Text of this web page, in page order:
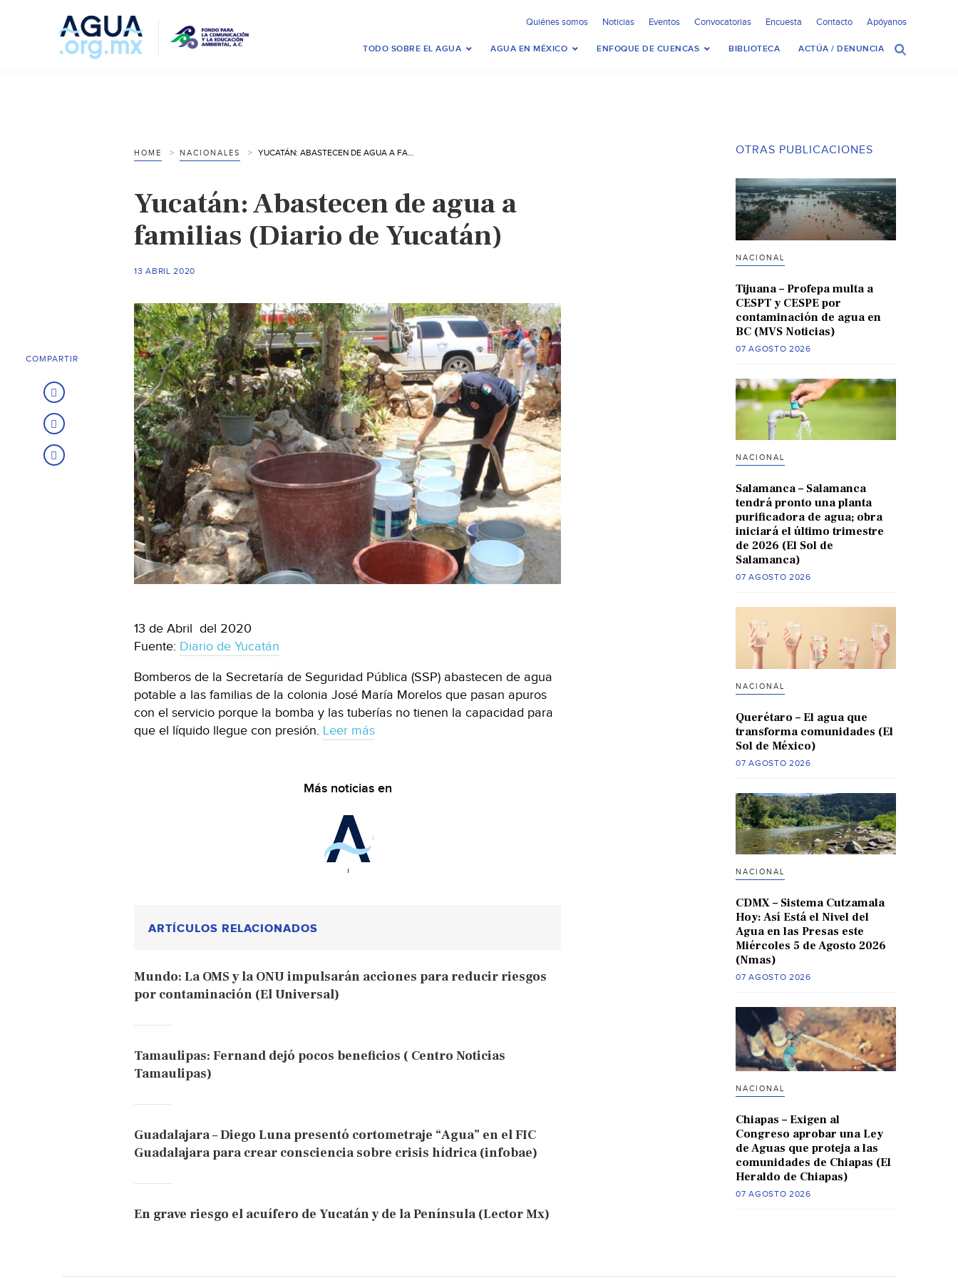
Quiénes somos Noticias Eventos Convocatorias Encuesta Contacto Apóyanos
TODO SOBRE EL AGUA AGUA EN MÉXICO ENFOQUE DE CUENCAS BIBLIOTECA ACTÚA / DENUNCIA
HOME NACIONALES YUCATÁN: ABASTECEN DE AGUA A FAMILIAS (DIARIO DE YUCATÁN)
Yucatán: Abastecen de agua a
familias (Diario de Yucatán)
13 ABRIL 2020
13 de Abril del 2020
Fuente: Diario de Yucatán
Bomberos de la Secretaría de Seguridad Pública (SSP) abastecen de agua
potable a las familias de la colonia José María Morelos que pasan apuros
con el servicio porque la bomba y las tuberías no tienen la capacidad para
que el líquido llegue con presión. Leer más
Más noticias en
ARTÍCULOS RELACIONADOS
Mundo: La OMS y la ONU impulsarán acciones para reducir riesgos
por contaminación (El Universal)
Tamaulipas: Fernand dejó pocos beneficios ( Centro Noticias
Tamaulipas)
Guadalajara – Diego Luna presentó cortometraje “Agua” en el FIC
Guadalajara para crear consciencia sobre crisis hídrica (infobae)
En grave riesgo el acuífero de Yucatán y de la Península (Lector Mx)
COMPARTIR
OTRAS PUBLICACIONES
NACIONAL
Tijuana – Profepa multa a
CESPT y CESPE por
contaminación de agua en
BC (MVS Noticias)
07 AGOSTO 2026
NACIONAL
Salamanca – Salamanca
tendrá pronto una planta
purificadora de agua; obra
iniciará el último trimestre
de 2026 (El Sol de
Salamanca)
07 AGOSTO 2026
NACIONAL
Querétaro – El agua que
transforma comunidades (El
Sol de México)
07 AGOSTO 2026
NACIONAL
CDMX – Sistema Cutzamala
Hoy: Así Está el Nivel del
Agua en las Presas este
Miércoles 5 de Agosto 2026
(Nmas)
07 AGOSTO 2026
NACIONAL
Chiapas – Exigen al
Congreso aprobar una Ley
de Aguas que proteja a las
comunidades de Chiapas (El
Heraldo de Chiapas)
07 AGOSTO 2026